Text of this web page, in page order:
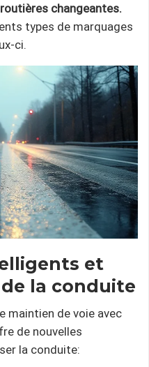
changeantes.
types de marquages
ci.
et
de la conduite
maintien de voie avec
de nouvelles
la conduite: